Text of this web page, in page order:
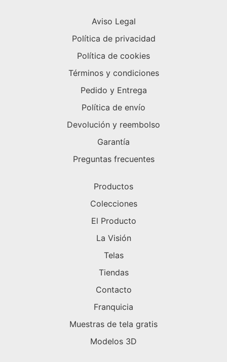
Aviso Legal
Política de privacidad
Política de cookies
Términos y condiciones
Pedido y Entrega
Política de envío
Devolución y reembolso
Garantía
Preguntas frecuentes
Productos
Colecciones
El Producto
La Visión
Telas
Tiendas
Contacto
Franquicia
Muestras de tela gratis
Modelos 3D